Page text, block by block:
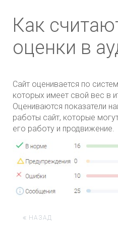
Как
оценки в
Сайт оценивается по
которых имеет свой вес в
Оцениваются показатели
работы сайт, которые
его работу и продвижение.
НАЗАД